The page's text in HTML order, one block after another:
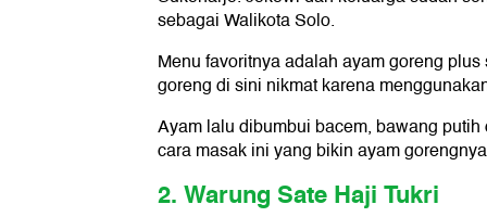
sebagai Walikota Solo.
Menu favoritnya adalah ayam goreng
goreng di sini nikmat karena
Ayam lalu dibumbui bacem, bawang
cara masak ini yang bikin ayam
2. Warung Sate Haji Tukri